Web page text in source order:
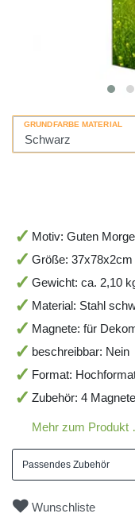
GRUNDFARBE MATERIAL
Motiv: Guten
Größe:
Gewicht: ca. 2,10
Material: Stahl
Magnete: für
beschreibbar: Nein
Format:
Zubehör: 4
Mehr zum Produkt
Passendes Zubehör
Wunschliste